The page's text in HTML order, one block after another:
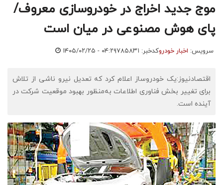
موج جدید اخراج در خودروسازی معروف/
پای هوش مصنوعی در میان است
سرویس: اخبار خودروکدخبر: ۷۸۵۸۳۱ ۱۴۰۵/۰۲/۲۵ - ۰۴:۲۹
اقتصادنیوز:یک خودروساز اعلام کرد که تعدیل نیرو ناشی از تلاش
برای تغییر بخش فناوری اطلاعات به‌منظور بهبود موقعیت شرکت در
آینده است.